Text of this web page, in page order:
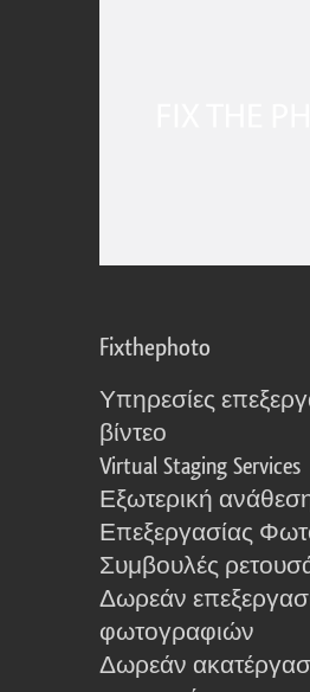
Fixthephoto
Υπηρεσίες
βίντεο
Virtual Staging Services
Εξωτερική
Επεξεργασίας
Συμβουλές
Δωρεάν
φωτογραφιών
Δωρεάν